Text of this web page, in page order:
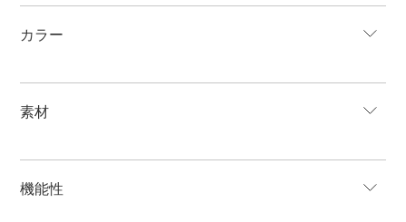
カラー
素材
機能性